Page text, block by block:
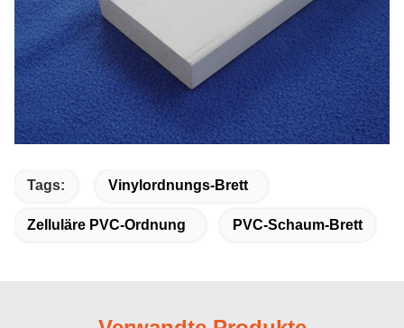
Tags: Vinylordnungs-Brett
Zelluläre PVC-Ordnung PVC-Schaum-Brett